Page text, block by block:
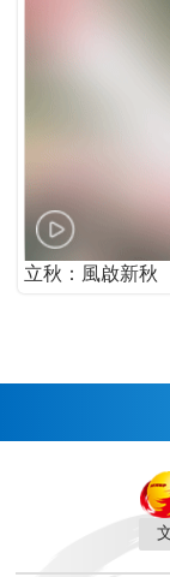
立秋：風啟新
灣區人